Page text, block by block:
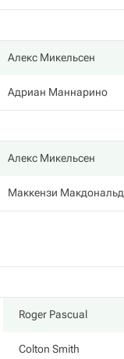
Алекс Микельсен
Адриан Маннарино
Алекс Микельсен
Маккензи Макдональд
Roger Pascual
Colton Smith